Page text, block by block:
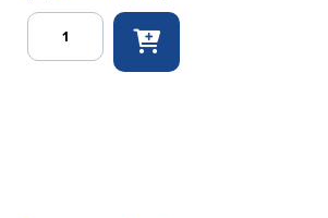
Polsteller